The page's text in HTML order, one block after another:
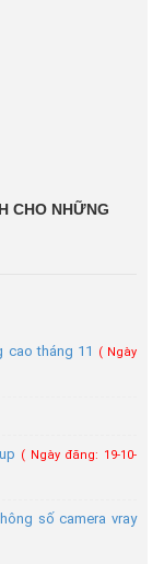
CHO NHỮNG
cao tháng 11
( Ngày
( Ngày đăng: 19-10-
số camera vray